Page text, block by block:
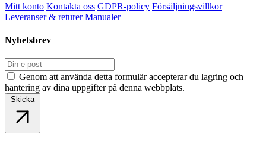
Mitt konto Kontakta oss GDPR-policy Försäljningsvillkor
Leveranser & returer Manualer
Nyhetsbrev
Genom att använda detta formulär accepterar du lagring och
hantering av dina uppgifter på denna webbplats.
Skicka